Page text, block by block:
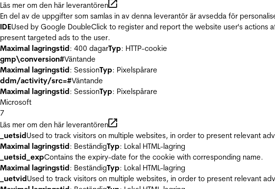
Läs mer om den här leverantören
En del av de uppgifter som samlas in av denna leverantör är avsedda för
IDEUsed by Google DoubleClick to register and report the website user's
present targeted ads to the user.
Maximal lagringstid: 400 dagarTyp: HTTP-cookie
gmp\conversion#Väntande
Maximal lagringstid: SessionTyp: Pixelspårare
ddm/activity/src=#Väntande
Maximal lagringstid: SessionTyp: Pixelspårare
Microsoft
7
Läs mer om den här leverantören
_uetsidUsed to track visitors on multiple websites, in order to present relevant
Maximal lagringstid: BeständigTyp: Lokal HTML-lagring
_uetsid_expContains the expiry-date for the cookie with corresponding name.
Maximal lagringstid: BeständigTyp: Lokal HTML-lagring
_uetvidUsed to track visitors on multiple websites, in order to present relevant